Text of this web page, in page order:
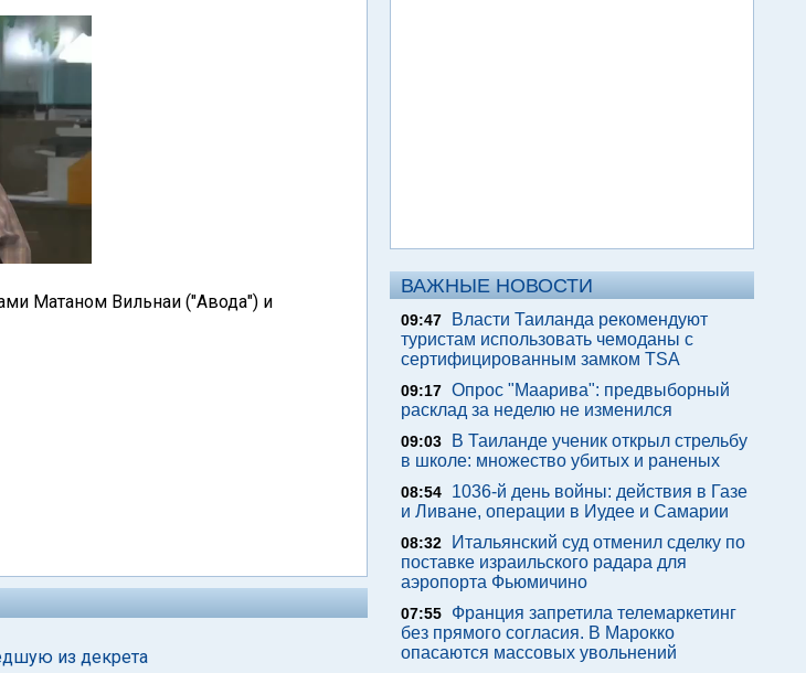
Матаном Вильнаи ("Авода") и
из декрета
ВАЖНЫЕ НОВОСТИ
09:47
Власти Таиланда рекомендуют
туристам использовать чемоданы с
сертифицированным замком TSA
09:17 Опрос "Mаарива": предвыборный
расклад за неделю не изменился
09:03
В Таиланде ученик открыл стрельбу
в школе: множество убитых и раненых
08:54
1036-й день войны: действия в Газе
и Ливане, операции в Иудее и Самарии
08:32
Итальянский суд отменил сделку по
поставке израильского радара для
аэропорта Фьюмичино
07:55
Франция запретила телемаркетинг
без прямого согласия. В Марокко
опасаются массовых увольнений